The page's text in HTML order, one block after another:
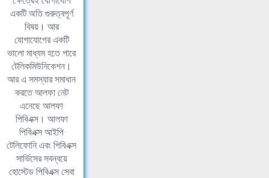
একটি অতি গুরুত্বপূর্ণ
বিষয়। আর
যোগাযোগের একটি
ভালো মাধ্যম হতে পারে
টেলিকমিউনিকেশন।
আর এ সমস্যার সমাধান
করতে আলফা নেট
এনেছে আলফা
পিবিএক্স। আলফা
পিবিএক্স আইপি
টেলিফোনি এবং পিবিএক্স
সার্ভিসের সবন্বয়ে
হোস্টেড পিবিএক্স সেবা